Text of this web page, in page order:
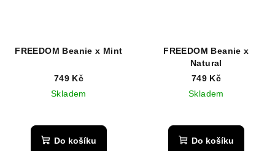
FREEDOM Beanie x Mint
749 Kč
Skladem
Do košíku
FREEDOM Beanie x
Natural
749 Kč
Skladem
Do košíku